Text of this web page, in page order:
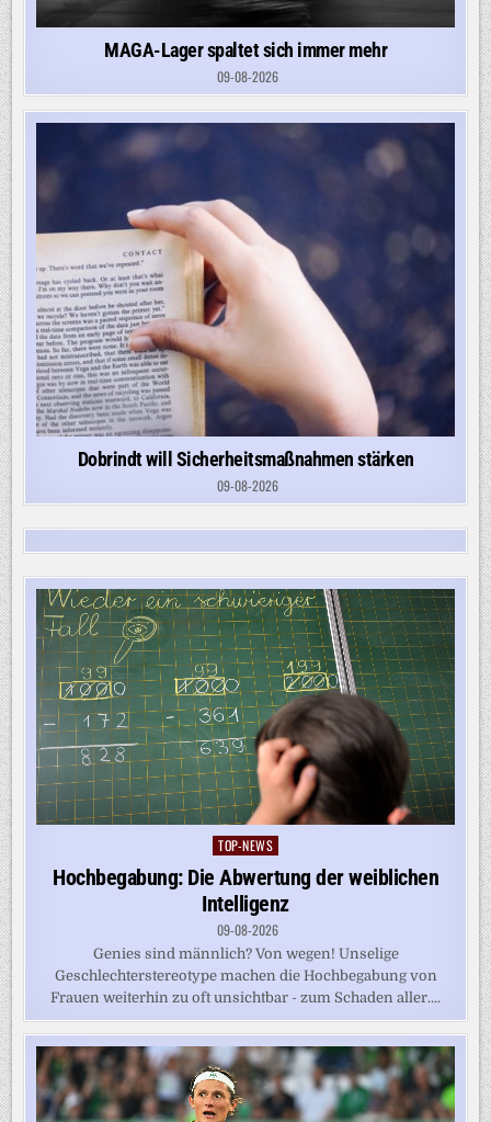
MAGA-Lager spaltet sich immer mehr
09-08-2026
Dobrindt will Sicherheitsmaßnahmen stärken
09-08-2026
Posted
in
TOP-NEWS
Hochbegabung: Die Abwertung der weiblichen
Intelligenz
09-08-2026
Genies sind männlich? Von wegen! Unselige
Geschlechterstereotype machen die Hochbegabung von
Frauen weiterhin zu oft unsichtbar - zum Schaden aller....